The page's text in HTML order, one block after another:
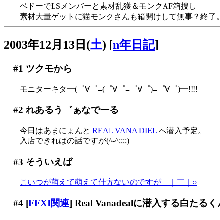
ベドーでLSメンバーと素材乱獲＆モンクAF箱捜し
素材大量ゲットに猫モンクさんも箱開けして無事？終了。
2003年12月13日(土) [n年日記]
#1 ツクモから
モニターキタ━(゜∀゜≡(゜∀゜≡゜∀゜)≡゜∀゜)━!!!!
#2 れあるう゛ぁなでーる
今日はあまにょんと REAL VANA'DIEL へ潜入予定。
入店できればの話ですが(^-^;;;;)
#3 そういえば
こいつが萌えて萌えて仕方ないのですが＿｜￣｜○
#4[FFXI関連] Real Vanadealに潜入する白たるく